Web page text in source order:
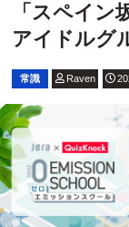
「スペイン
アイドルグ
常識 Raven